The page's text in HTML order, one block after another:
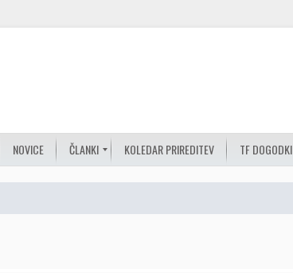
NOVICE ČLANKI KOLEDAR PRIREDITEV TF DOGODKI